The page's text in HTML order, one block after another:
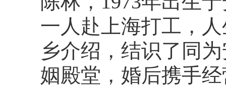
一人赴上海打工，
乡介绍，结识了同
姻殿堂，婚后携手